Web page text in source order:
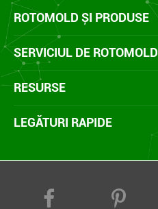
ROTOMOLD ȘI PRODUSE
SERVICIUL DE ROTOMOLD
RESURSE
LEGĂTURI RAPIDE